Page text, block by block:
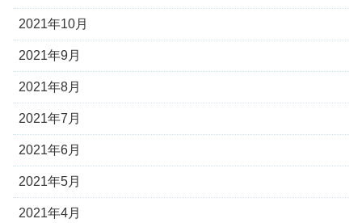
2021年10月
2021年9月
2021年8月
2021年7月
2021年6月
2021年5月
2021年4月